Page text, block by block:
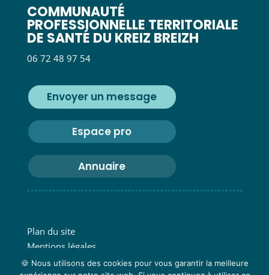
COMMUNAUTÉ
PROFESSIONNELLE TERRITORIALE
DE SANTÉ DU KREIZ BREIZH
06 72 48 97 54
Envoyer un message
Espace pro
Annuaire
Plan du site
Mentions légales
Confidentialité
🍪 Nous utilisons des cookies pour vous garantir la meilleure